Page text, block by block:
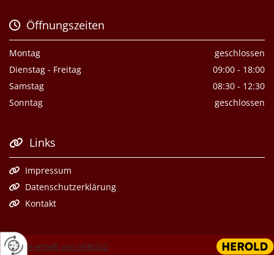
Öffnungszeiten
Montag
geschlossen
Dienstag - Freitag
09:00 - 18:00
Samstag
08:30 - 12:30
Sonntag
geschlossen
 Links
 Impressum
 Datenschutzerklärung
 Kontakt
Website erstellt von HEROLD